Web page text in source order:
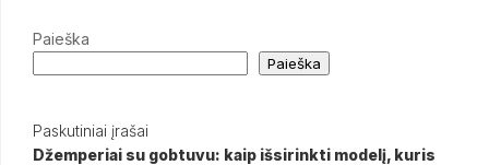
Paieška
Paieška
Paskutiniai įrašai
Džemperiai su gobtuvu: kaip išsirinkti modelį, kuris